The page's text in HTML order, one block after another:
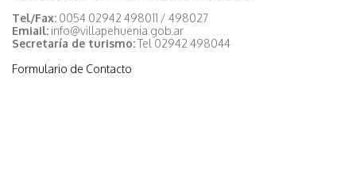
Tel/Fax: 0054 02942 498011 / 498027
Emiail: info@villapehuenia.gob.ar
Secretaría de turismo:Tel 02942 498044
Formulario de Contacto